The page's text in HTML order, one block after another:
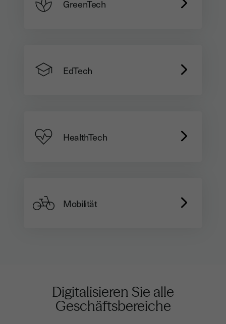
GreenTech
EdTech
HealthTech
Mobilität
Digitalisieren Sie alle
Geschäftsbereiche